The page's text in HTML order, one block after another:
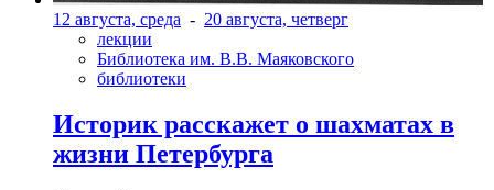
12 августа, среда - 20 августа, четверг
лекции
Библиотека им. В.В. Маяковского
библиотеки
Историк расскажет о шахматах в
жизни Петербурга